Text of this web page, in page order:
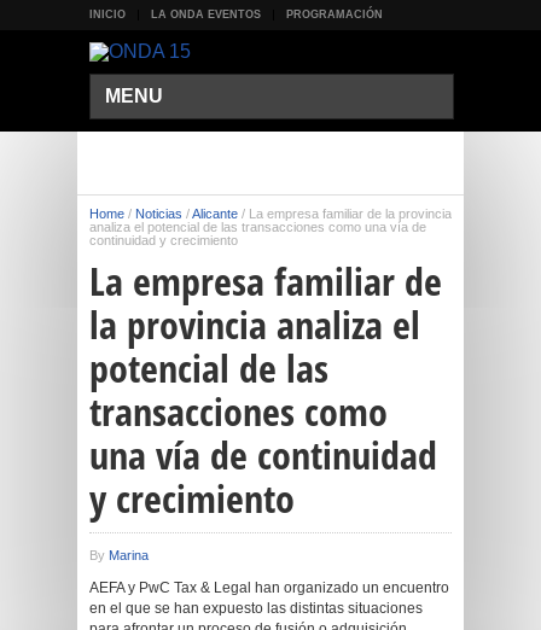
INICIO LA ONDA EVENTOS PROGRAMACIÓN
MENU
Home / Noticias /Alicante / La empresa familiar de la provincia
analiza el potencial de las transacciones como una vía de
continuidad y crecimiento
La empresa familiar de
la provincia analiza el
potencial de las
transacciones como
una vía de continuidad
y crecimiento
By Marina
AEFA y PwC Tax & Legal han organizado un encuentro
en el que se han expuesto las distintas situaciones